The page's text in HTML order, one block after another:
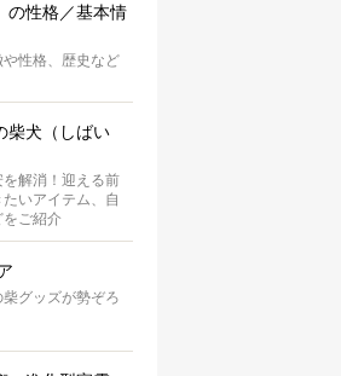
の性格／基本情
性格、歴史など
柴犬（しばい
解消！迎える前
いアイテム、自
ご紹介
グッズが勢ぞろ